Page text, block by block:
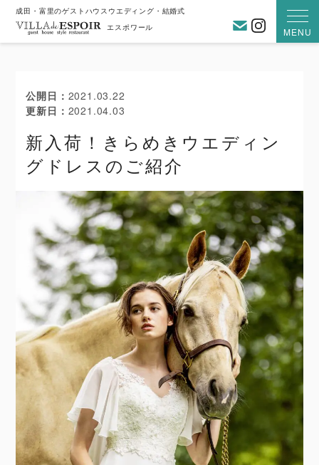
成田・富里のゲストハウスウエディング・結婚式
エスポワール
MENU
お問い合わ
公開日
2021.03.22
更新日
2021.04.03
新入荷！きらめきウエディン
グドレスのご紹介